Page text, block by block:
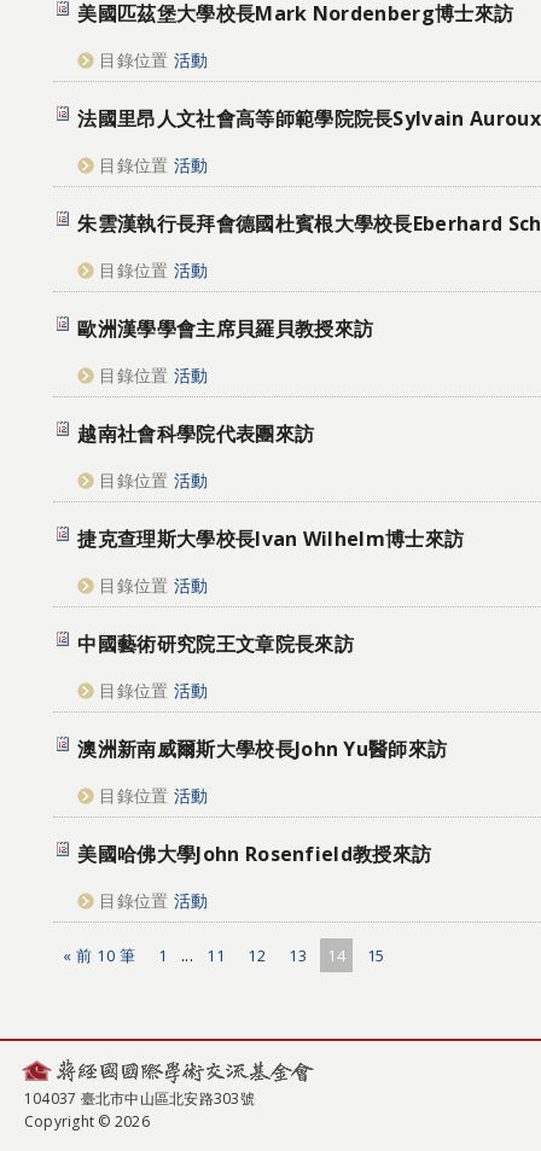
美國匹茲堡大學校長Mark Nordenberg博士來訪
目錄位置 活動
法國里昂人文社會高等師範學院院長Sylvain
目錄位置 活動
朱雲漢執行長拜會德國杜賓根大學校長Eberhard
目錄位置 活動
歐洲漢學學會主席貝羅貝教授來訪
目錄位置 活動
越南社會科學院代表團來訪
目錄位置 活動
捷克查理斯大學校長Ivan Wilhelm博士來訪
目錄位置 活動
中國藝術研究院王文章院長來訪
目錄位置 活動
澳洲新南威爾斯大學校長John Yu醫師來訪
目錄位置 活動
美國哈佛大學John Rosenfield教授來訪
目錄位置 活動
« 前 10 筆 1 ... 11 12 13 14 15
104037 臺北市中山區北安路303號
Copyright © 2026